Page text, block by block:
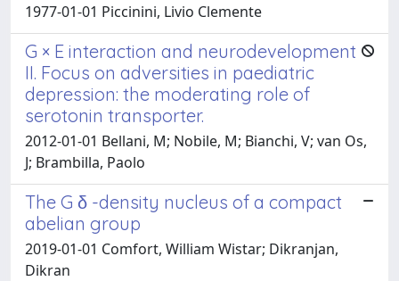
1977-01-01 Piccinini, Livio Clemente
G × E interaction and neurodevelopment
II. Focus on adversities in paediatric
depression: the moderating role of
serotonin transporter.
2012-01-01 Bellani, M; Nobile, M; Bianchi, V; van Os,
J; Brambilla, Paolo
The G δ -density nucleus of a compact
abelian group
2019-01-01 Comfort, William Wistar; Dikranjan,
Dikran